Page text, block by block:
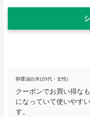
卵醤油白米(20代・女性)
クーポンでお買い得な
になっていて使いやす
す。